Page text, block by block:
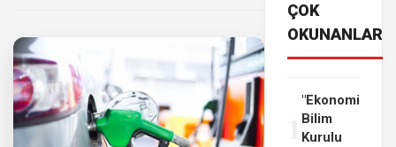
ÇOK
OKUNANLAR
"Ekonomi
Bilim
Kurulu